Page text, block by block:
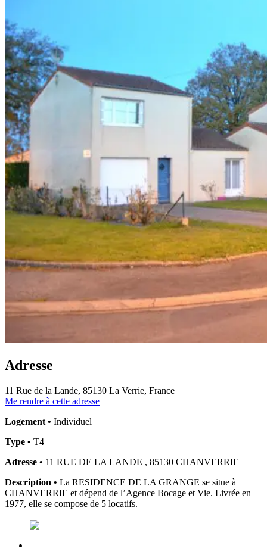
Adresse
11 Rue de la Lande, 85130 La Verrie, France
Me rendre à cette adresse
Logement • Individuel
Type • T4
Adresse • 11 RUE DE LA LANDE , 85130 CHANVERRIE
Description • La RESIDENCE DE LA GRANGE se situe à
CHANVERRIE et dépend de l’Agence Bocage et Vie. Livrée en
1977, elle se compose de 5 locatifs.